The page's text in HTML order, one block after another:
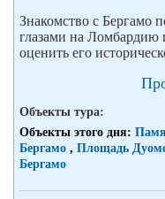
Знакомство с Бергамо
глазами на Ломбардию
оценить его
Объекты тура:
Объекты этого дня:
Бергамо , Площадь
Бергамо